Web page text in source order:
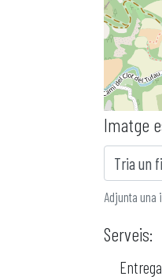
Imatge
Tria un
Adjunta una
Serveis: